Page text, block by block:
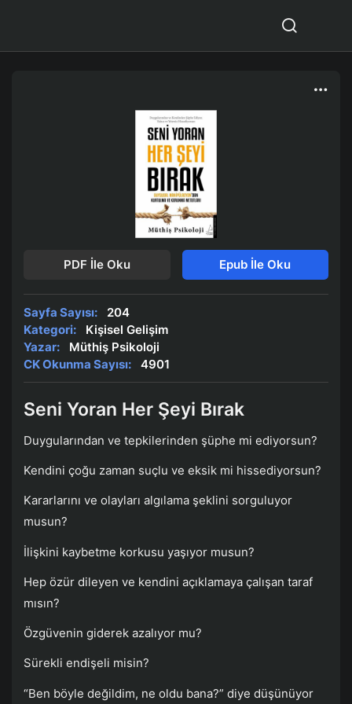
PDF İle Oku Epub İle Oku
Sayfa Sayısı:
204
Kategori:
Kişisel Gelişim
Yazar:
Müthiş Psikoloji
CK Okunma Sayısı:
4901
Seni Yoran Her Şeyi Bırak
Duygularından ve tepkilerinden şüphe mi ediyorsun?
Kendini çoğu zaman suçlu ve eksik mi hissediyorsun?
Kararlarını ve olayları algılama şeklini sorguluyor
musun?
İlişkini kaybetme korkusu yaşıyor musun?
Hep özür dileyen ve kendini açıklamaya çalışan taraf
mısın?
Özgüvenin giderek azalıyor mu?
Sürekli endişeli misin?
“Ben böyle değildim, ne oldu bana?” diye düşünüyor